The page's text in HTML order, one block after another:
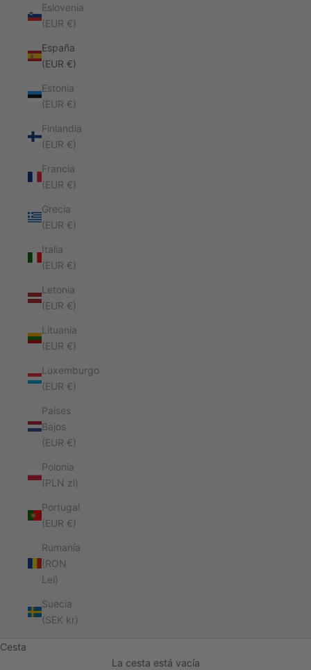
Eslovenia
(EUR €)
España
(EUR €)
Estonia
(EUR €)
Finlandia
(EUR €)
Francia
(EUR €)
Grecia
(EUR €)
Italia
(EUR €)
Letonia
(EUR €)
Lituania
(EUR €)
Luxemburgo
(EUR €)
Países
Bajos
(EUR €)
Polonia
(PLN zł)
Portugal
(EUR €)
Rumanía
(RON
Lei)
Suecia
(SEK kr)
Cesta
La cesta está vacía